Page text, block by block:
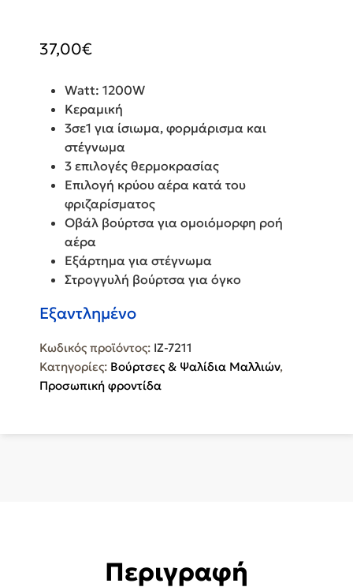
37,00€
Watt: 1200W
Κεραμική
3σε1 για ίσιωμα, φορμάρισμα και
στέγνωμα
3 επιλογές θερμοκρασίας
Επιλογή κρύου αέρα κατά του
φριζαρίσματος
Οβάλ βούρτσα για ομοιόμορφη ροή
αέρα
Εξάρτημα για στέγνωμα
Στρογγυλή βούρτσα για όγκο
Εξαντλημένο
Κωδικός προϊόντος: IZ-7211
Κατηγορίες: Βούρτσες & Ψαλίδια Μαλλιών,
Προσωπική φροντίδα
Περιγραφή